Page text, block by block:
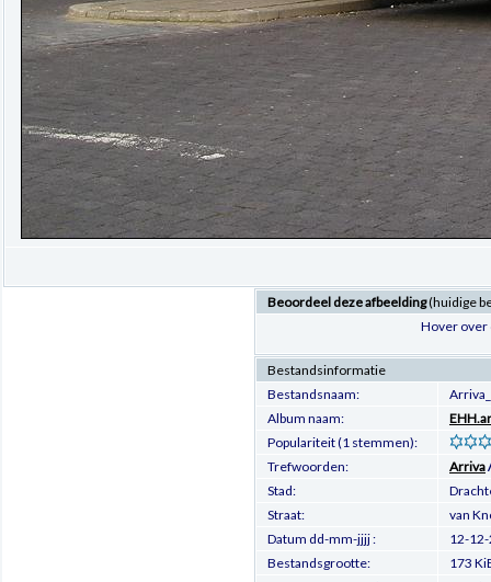
Beoordeel deze afbeelding(huidige
Hover over
Bestandsinformatie
Bestandsnaam:
Album naam:
Populariteit (1 stemmen):
Trefwoorden:
Arriva
Stad:
Straat:
van
Datum dd-mm-jjjj :
12-
Bestandsgrootte:
173